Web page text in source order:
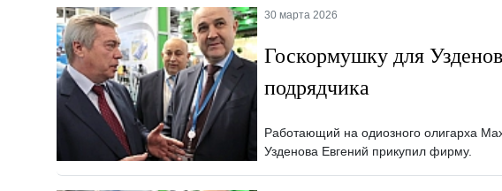
30 марта 2026
Госкормушку для
подрядчика
Работающий на одиозного олигарха
Узденова Евгений прикупил фирму.